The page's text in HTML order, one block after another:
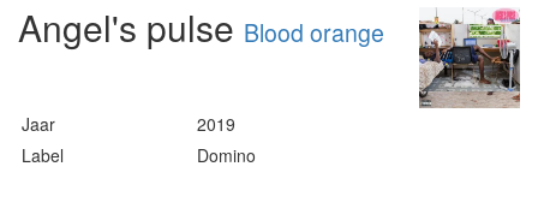
Angel's pulse Blood orange
Jaar
2019
Label
Domino